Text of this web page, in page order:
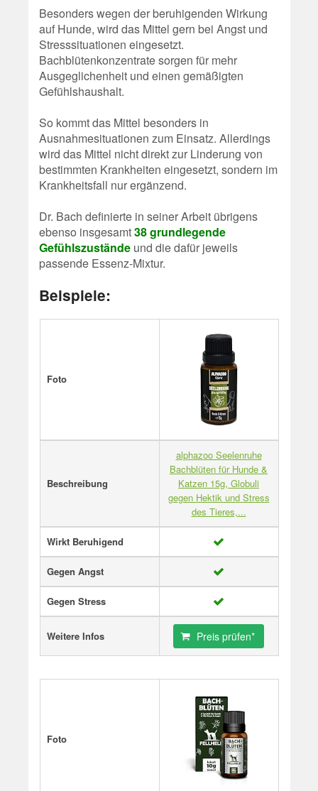
Besonders wegen der beruhigenden Wirkung
auf Hunde, wird das Mittel gern bei Angst und
Stresssituationen eingesetzt.
Bachblütenkonzentrate sorgen für mehr
Ausgeglichenheit und einen gemäßigten
Gefühlshaushalt.
So kommt das Mittel besonders in
Ausnahmesituationen zum Einsatz. Allerdings
wird das Mittel nicht direkt zur Linderung von
bestimmten Krankheiten eingesetzt, sondern im
Krankheitsfall nur ergänzend.
Dr. Bach definierte in seiner Arbeit übrigens
ebenso insgesamt38 grundlegende
Gefühlszuständeund die dafür jeweils
passende Essenz-Mixtur.
Beispiele:
Foto
Beschreibung
alphazoo Seelenruhe
Bachblüten für Hunde &
Katzen 15g, Globuli
gegen Hektik und Stress
des Tieres,...
Wirkt Beruhigend
Gegen Angst
Gegen Stress
Weitere Infos Preis prüfen*
Foto